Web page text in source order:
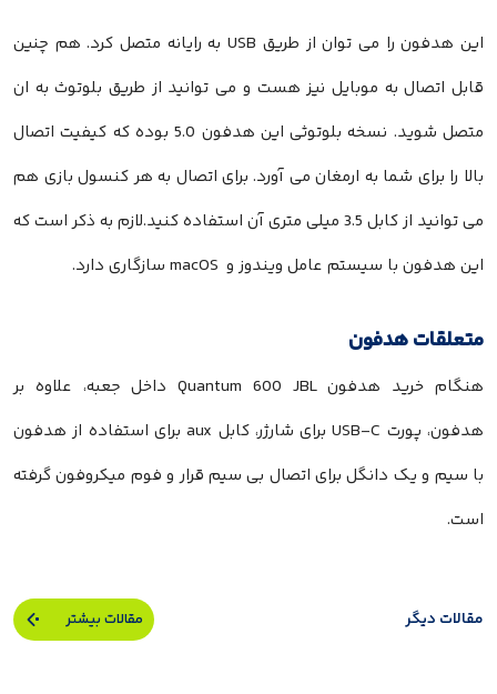
این هدفون را می توان از طریق USB به رایانه متصل کرد. هم چنین
قابل اتصال به موبایل نیز هست و می توانید از طریق بلوتوث به ان
متصل شوید. نسخه بلوتوثی این هدفون 5.0 بوده که کیفیت اتصال
بالا را برای شما به ارمغان می آورد. برای اتصال به هر کنسول بازی هم
می توانید از کابل 3.5 میلی متری آن استفاده کنید.لازم به ذکر است که
این هدفون با سیستم عامل ویندوز و macOS سازگاری دارد.
متعلقات هدفون
هنگام خرید هدفون Quantum 600 JBL داخل جعبه، علاوه بر
هدفون، پورت USB-C برای شارژر، کابل aux برای استفاده از هدفون
با سیم و یک دانگل برای اتصال بی سیم قرار و فوم میکروفون گرفته
است.
مقالات دیگر مقالات بیشتر